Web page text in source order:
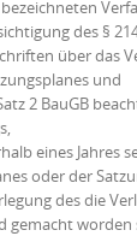
des §
über das
und
2 BauGB
eines Jahres
oder der
des die
gemacht worden